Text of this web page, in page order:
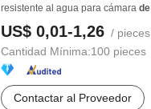
resistente al agua para cámara de
US$ 0,01-1,26 / pieces
Cantidad Mínima:100 pieces
Contactar al Proveedor